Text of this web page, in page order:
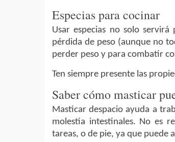
Especias para cocinar
Usar especias no solo
pérdida de peso (aunque no
perder peso y para combatir
Ten siempre presente las
Saber cómo masticar
Masticar despacio ayuda a
molestia intestinales. No es
tareas, o de pie, ya que puede